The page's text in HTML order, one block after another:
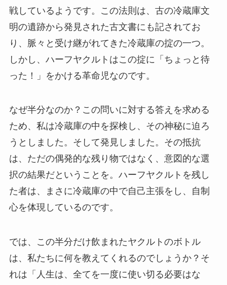
戦しているようです。この法則は、古の冷蔵庫文
明の遺跡から発見された古文書にも記されてお
り、脈々と受け継がれてきた冷蔵庫の掟の一つ。
しかし、ハーフヤクルトはこの掟に「ちょっと待
った！」をかける革命児なのです。
なぜ半分なのか？この問いに対する答えを求める
ため、私は冷蔵庫の中を探検し、その神秘に迫ろ
うとしました。そして発見しました。その抵抗
は、ただの偶発的な残り物ではなく、意図的な選
択の結果だということを。ハーフヤクルトを残し
た者は、まさに冷蔵庫の中で自己主張をし、自制
心を体現しているのです。
では、この半分だけ飲まれたヤクルトのボトル
は、私たちに何を教えてくれるのでしょうか？そ
れは「人生は、全てを一度に使い切る必要はな